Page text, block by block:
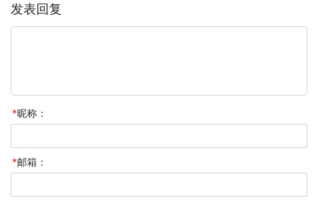
发表回复
*昵称：
*邮箱：